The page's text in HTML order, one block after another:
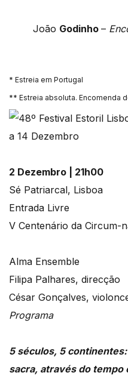
João Godinho –
* Estreia em Portugal
** Estreia absoluta. Encomenda
2 Dezembro | 21h00
Sé Patriarcal, Lisboa
Entrada Livre
V Centenário da Circum-
Alma Ensemble
Filipa Palhares, direcção
César Gonçalves,
Programa
5 séculos, 5
sacra, através do tempo